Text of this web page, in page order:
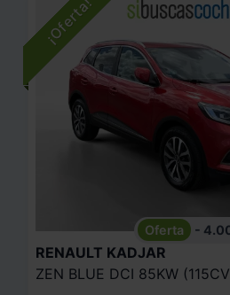
-
RENAULT KADJAR
ZEN BLUE DCI 85KW